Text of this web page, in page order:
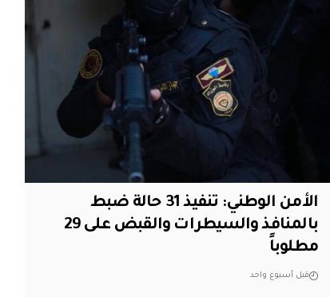
الأمن الوطني: تنفيذ 31 حالة ضبط
بالمنافذ والسيطرات والقبض على 29
مطلوباً
قبل أسبوع واحد